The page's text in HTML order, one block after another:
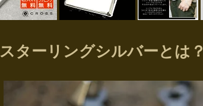
スターリングシルバーとは？